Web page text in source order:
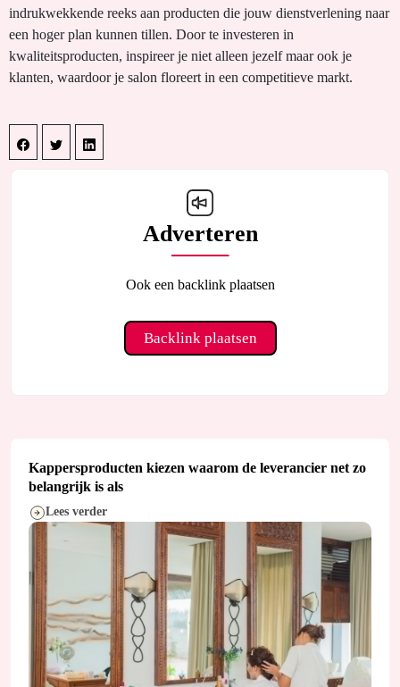
indrukwekkende reeks aan producten die jouw dienstverlening naar
een hoger plan kunnen tillen. Door te investeren in
kwaliteitsproducten, inspireer je niet alleen jezelf maar ook je
klanten, waardoor je salon floreert in een competitieve markt.
Adverteren
Ook een backlink plaatsen
Backlink plaatsen
Kappersproducten kiezen waarom de leverancier net zo
belangrijk is als
Lees verder